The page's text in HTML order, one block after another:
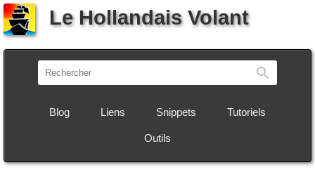
Le Hollandais Volant
Blog Liens Snippets Tutoriels
Outils